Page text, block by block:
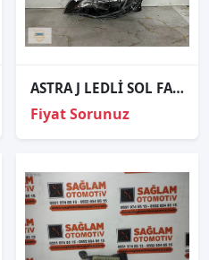
ASTRA J LEDLİ SOL FAR ORJİNAL O9
Fiyat Sorunuz